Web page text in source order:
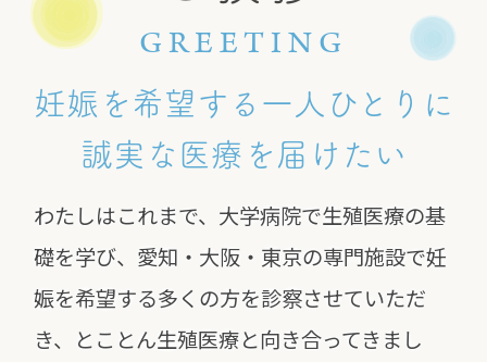
GREETING
妊娠を希望する一人ひとりに
誠実な医療を届けたい
わたしはこれまで、大学病院で生殖医療の基
礎を学び、愛知・大阪・東京の専門施設で妊
娠を希望する多くの方を診察させていただ
き、とことん生殖医療と向き合ってきまし